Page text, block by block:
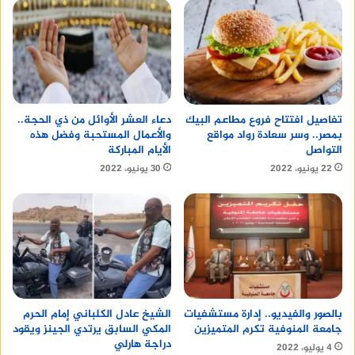
ومستدامnوفي ختام الاجتماع، استعرض ممثلي وزارات
البيئة، والاتصالات وتكنولوجيا المعلومات، والتعاون
الدولي، وكذلك المجلس القومي للمرأة عدد من
المقترحات، كما أكدوا على توفير سبل الدعم كافة من
مؤسساتهم للدورة الثانية من المبادرة.nللتسجيل
بالمبادرة يرجى زيارة الموقع الرسمي للمبادرة
www.sgg.eg.n#المبادرة_الوطنية_للمشروعات_الخضراء_
الذكيةnn كتبت شيرين أحمد
تفاصيل افتتاح فروع مطاعم البيك
بمصر.. وسر سعادة رواد مواقع
التواصل
22 يونيو، 2022
دعاء العشر الأوائل من ذي الحجة..
والأعمال المستحبة وفضل هذه
الأيام المباركة
30 يونيو، 2022
بالصور والفيديو.. إدارة مستشفيات
جامعة المنوفية تكرم المتميزين
4 يوليو، 2022
الشيخ عادل الكلباني إمام الحرم
المكي السابق يرتدي الجينز ويقود
دراجة هارلي